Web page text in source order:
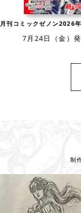
月刊コミックゼノン2026
7月24日（金）発
制